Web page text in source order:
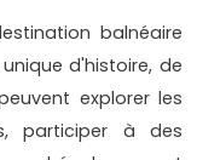
balnéaire
d'histoire, de
explorer les
participer à des